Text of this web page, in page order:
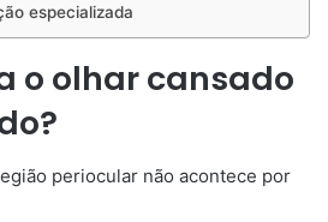
especializada
o olhar cansado
periocular não acontece por